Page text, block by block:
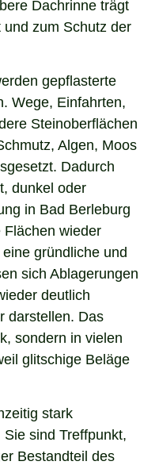
Dachrinne trägt
zum Schutz der
gepflasterte
Wege, Einfahrten,
Steinoberflächen
Algen, Moos
Dadurch
dunkel oder
in Bad Berleburg
Flächen wieder
gründliche und
sich Ablagerungen
deutlich
darstellen. Das
sondern in vielen
glitschige Beläge
stark
sind Treffpunkt,
Bestandteil des